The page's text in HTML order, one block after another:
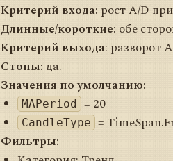
Критерий входа: рост A/D
Длинные/короткие: обе
Критерий выхода: разворот
Стопы: да.
Значения по умолчанию:
MAPeriod = 20
CandleType =
Фильтры: